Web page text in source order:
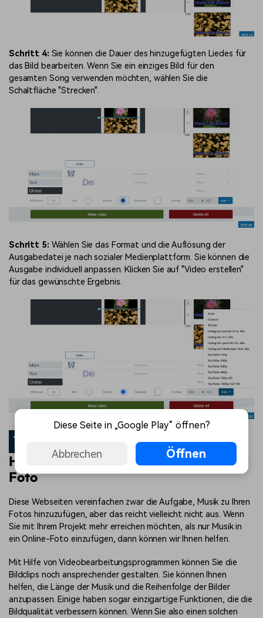
Schritt 4: Sie können die Dauer des hinzugefügten Liedes für
das Bild bearbeiten. Wenn Sie ein einziges Bild für den
gesamten Song verwenden möchten, wählen Sie die
Schaltfläche "Strecken".
Schritt 5: Wählen Sie das Format und die Auflösung der
Ausgabedatei je nach sozialer Medienplattform. Sie können die
Ausgabe individuell anpassen. Klicken Sie auf "Video erstellen"
für das gewünschte Ergebnis.
Teil 4
Für mehr Informationen:
Hinzufügen & Bearbeiten Ihrer Musik im
Foto
Diese Webseiten vereinfachen zwar die Aufgabe, Musik zu Ihren
Fotos hinzuzufügen, aber das reicht vielleicht nicht aus. Wenn
Sie mit Ihrem Projekt mehr erreichen möchten, als nur Musik in
ein Online-Foto einzufügen, dann können wir Ihnen helfen.
Mit Hilfe von Videobearbeitungsprogrammen können Sie die
Bildclips noch ansprechender gestalten. Sie können Ihnen
helfen, die Länge der Musik und die Reihenfolge der Bilder
anzupassen. Einige haben sogar einzigartige Funktionen, die die
Bildqualität verbessern können. Wenn Sie also einen solchen
Diese Seite in „Google Play“ öffnen?
Abbrechen Öffnen